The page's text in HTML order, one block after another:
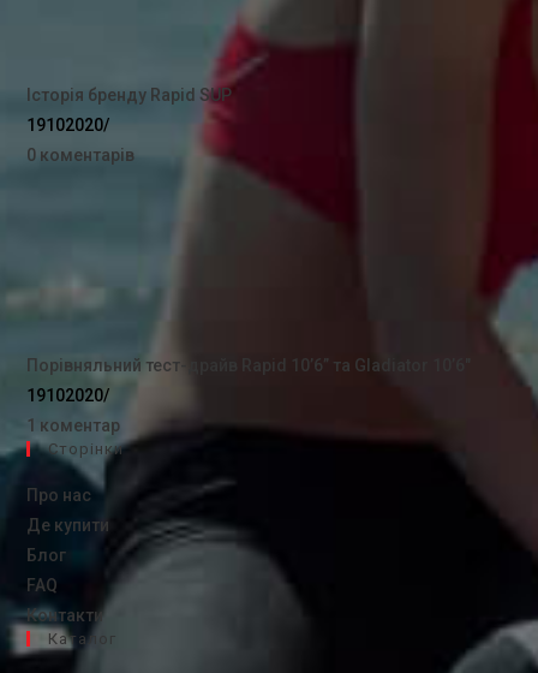
Історія бренду Rapid SUP
19102020/
0 коментарів
Порівняльний тест-драйв Rapid 10’6” та Gladiator 10’6″
19102020/
1 коментар
Сторінки
Про нас
Де купити
Блог
FAQ
Контакти
Каталог